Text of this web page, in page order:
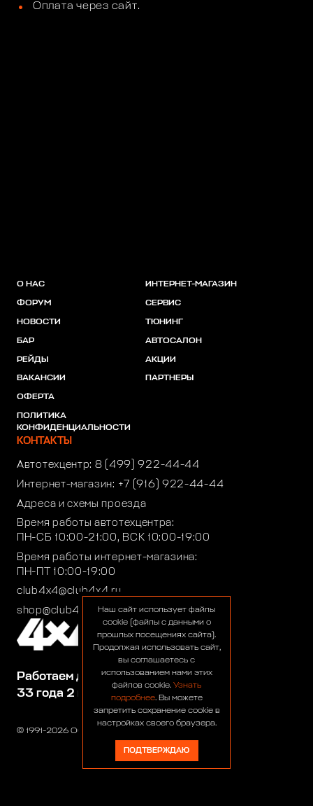
Оплата через сайт.
© 1991-2026 ООО «Сервис 4х4»
Работаем для вас:
33 года 2 месяца 23 дня
О НАС
ФОРУМ
НОВОСТИ
БАР
РЕЙДЫ
ВАКАНСИИ
ОФЕРТА
ПОЛИТИКА
КОНФИДЕНЦИАЛЬНОСТИ
ИНТЕРНЕТ-МАГАЗИН
СЕРВИС
ТЮНИНГ
АВТОСАЛОН
АКЦИИ
ПАРТНЕРЫ
КОНТАКТЫ
Автотехцентр: 8 (499) 922-44-44
Интернет-магазин: +7 (916) 922-44-44
Адреса и схемы проезда
Время работы автотехцентра:
ПН-СБ 10:00-21:00, ВСК 10:00-19:00
Время работы интернет-магазина:
ПН-ПТ 10:00-19:00
club4x4@club4x4.ru
shop@club4x4.ruНаш сайт использует файлы
cookie (файлы с данными о
прошлых посещениях сайта).
Продолжая использовать сайт,
вы соглашаетесь с
использованием нами этих
файлов cookie. Узнать
подробнее. Вы можете
запретить сохранение cookie в
настройках своего браузера.
ПОДТВЕРЖДАЮ